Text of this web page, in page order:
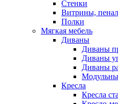
Стенки
Витрины,
Полки
Мягкая мебель
Диваны
Диваны
Диваны
Диваны
Кресла
Кресла